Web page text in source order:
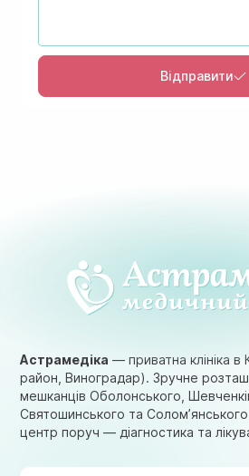
Відправити
Астрамедіка — приватна клініка в
район, Виноградар). Зручне
мешканців Оболонського,
Святошинського та
центр поруч — діагностика та